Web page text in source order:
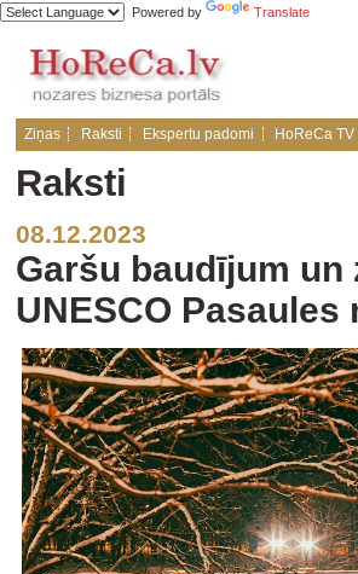
Powered by Translate
Ziņas Raksti Ekspertu padomi HoReCa TV
Raksti
08.12.2023
Garšu baudījum
UNESCO